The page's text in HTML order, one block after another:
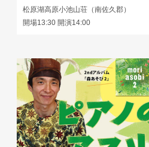
松原湖高原小池山荘（南佐久郡）
開場13:30 開演14:00